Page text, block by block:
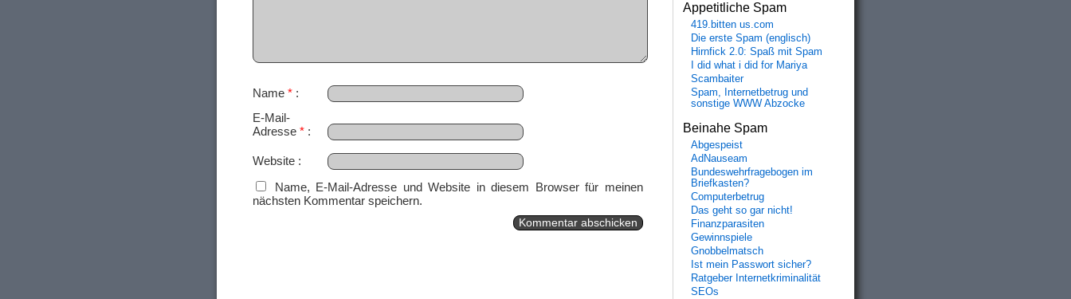
Name *
E-Mail-
Adresse *
Website
Name, E-Mail-Adresse und Website in diesem Browser für meinen
nächsten Kommentar speichern.
Appetitliche Spam
419.bitten us.com
Die erste Spam (englisch)
Hirnfick 2.0: Spaß mit Spam
I did what i did for Mariya
Scambaiter
Spam, Internetbetrug und
sonstige WWW Abzocke
Beinahe Spam
Abgespeist
AdNauseam
Bundeswehrfragebogen im
Briefkasten?
Computerbetrug
Das geht so gar nicht!
Finanzparasiten
Gewinnspiele
Gnobbelmatsch
Ist mein Passwort sicher?
Ratgeber Internetkriminalität
SEOs